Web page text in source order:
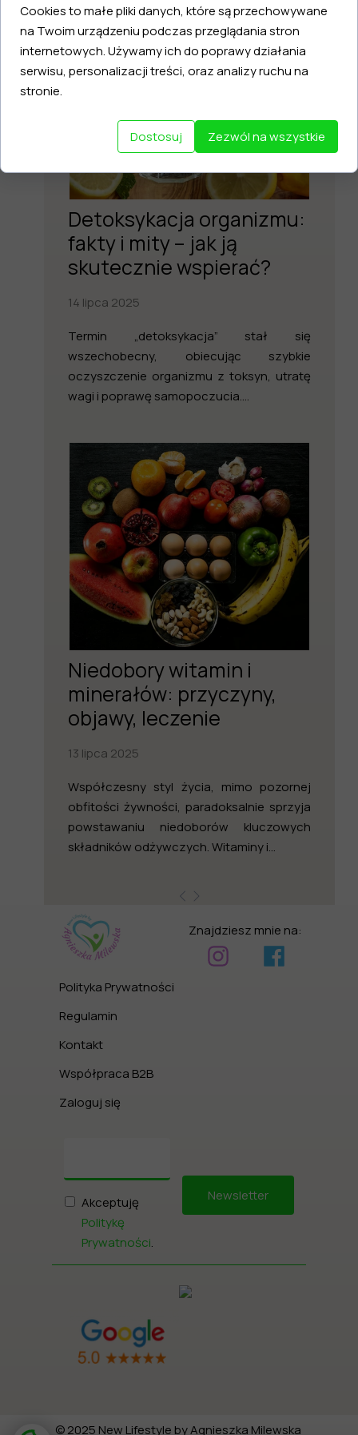
Detoksykacja organizmu:
fakty i mity – jak ją
skutecznie wspierać?
14 lipca 2025
Termin „detoksykacja” stał się
wszechobecny, obiecując szybkie
oczyszczenie organizmu z toksyn, utratę
wagi i poprawę samopoczucia....
Niedobory witamin i
minerałów: przyczyny,
objawy, leczenie
13 lipca 2025
Współczesny styl życia, mimo pozornej
obfitości żywności, paradoksalnie sprzyja
powstawaniu niedoborów kluczowych
składników odżywczych. Witaminy i...
Współpraca B2B
Kontakt
Regulamin
Polityka Prywatności
Zaloguj się
Znajdziesz mnie na:
Akceptuję
Politykę
Prywatności.
Newsletter
© 2025 New Lifestyle by Agnieszka Milewska
Cookies to małe pliki danych, które są przechowywane
na Twoim urządzeniu podczas przeglądania stron
internetowych. Używamy ich do poprawy działania
serwisu, personalizacji treści, oraz analizy ruchu na
stronie.
Dostosuj Zezwól na wszystkie